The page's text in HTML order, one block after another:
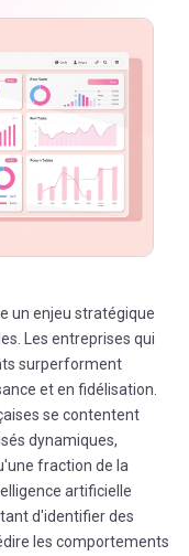
un enjeu stratégique
Les entreprises qui
surperforment
et en fidélisation.
se contentent
dynamiques,
fraction de la
artificielle
d'identifier des
les comportements